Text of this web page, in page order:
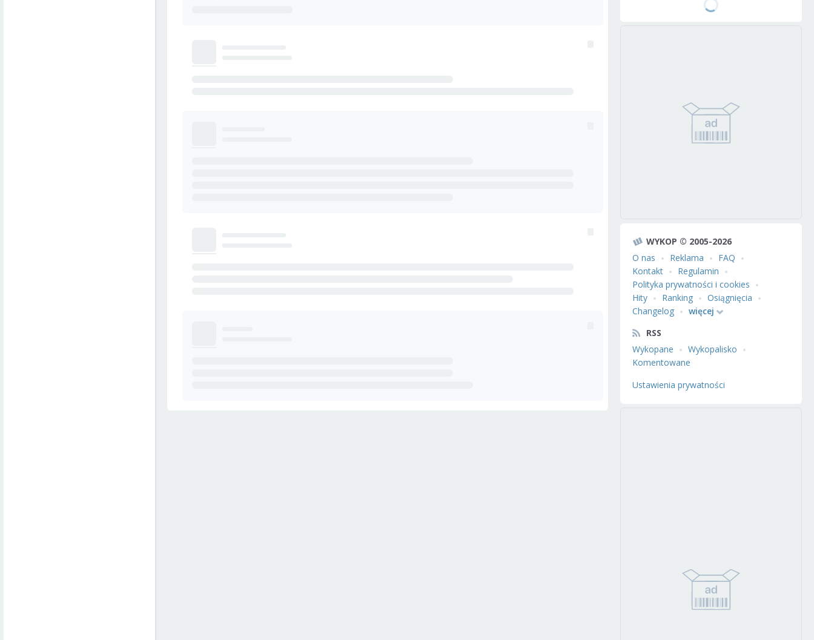
WYKOP © 2005-2026
O nas
Reklama
FAQ
Kontakt
Regulamin
Polityka prywatności i cookies
Hity
Ranking
Osiągnięcia
Changelog
więcej
RSS
Wykopane
Wykopalisko
Komentowane
Ustawienia prywatności